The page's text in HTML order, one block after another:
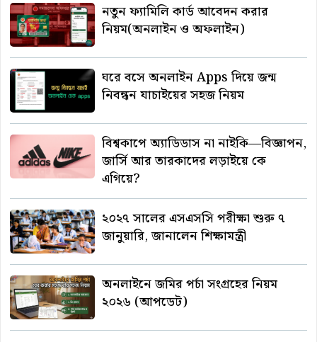
নতুন ফ্যামিলি কার্ড আবেদন করার
নিয়ম(অনলাইন ও অফলাইন)
ঘরে বসে অনলাইন Apps দিয়ে জন্ম
নিবন্ধন যাচাইয়ের সহজ নিয়ম
বিশ্বকাপে অ্যাডিডাস না নাইকি—বিজ্ঞাপন,
জার্সি আর তারকাদের লড়াইয়ে কে
এগিয়ে?
২০২৭ সালের এসএসসি পরীক্ষা শুরু ৭
জানুয়ারি, জানালেন শিক্ষামন্ত্রী
অনলাইনে জমির পর্চা সংগ্রহের নিয়ম
২০২৬ (আপডেট)